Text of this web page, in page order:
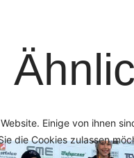
Einige von ihnen
die Cookies zulassen